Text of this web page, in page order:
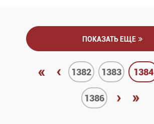
ПОКАЗАТЬ ЕЩЕ
« ‹ 1382 1383 1384
1386 › »